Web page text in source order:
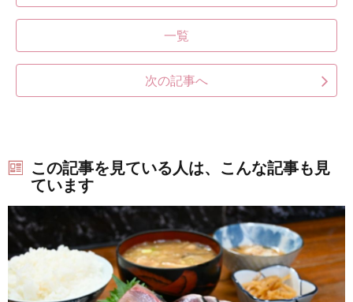
一覧
次の記事へ
この記事を見ている人は、こんな記事も見
ています